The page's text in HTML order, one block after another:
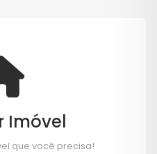
Imóvel
que você precisa!